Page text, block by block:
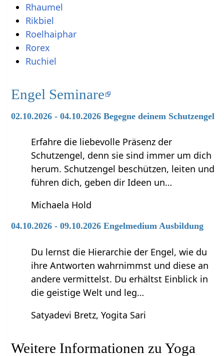
Rhaumel
Rikbiel
Roelhaiphar
Rorex
Ruchiel
Engel Seminare
02.10.2026 - 04.10.2026 Begegne deinem Schutzengel
Erfahre die liebevolle Präsenz der
Schutzengel, denn sie sind immer um dich
herum. Schutzengel beschützen, leiten und
führen dich, geben dir Ideen un…
Michaela Hold
04.10.2026 - 09.10.2026 Engelmedium Ausbildung
Du lernst die Hierarchie der Engel, wie du
ihre Antworten wahrnimmst und diese an
andere vermittelst. Du erhältst Einblick in
die geistige Welt und leg…
Satyadevi Bretz, Yogita Sari
Weitere Informationen zu Yoga